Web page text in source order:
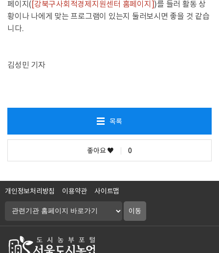
페이지([강북구사회적경제지원센터 홈페이지])를 들러 활동 상
황이나 나에게 맞는 프로그램이 있는지 둘러보시면 좋을 것 같습
니다.
김성민 기자
목록
좋아요 ♥ 0
개인정보처리방침 이용약관 사이트맵